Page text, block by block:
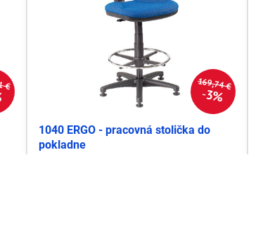
€ 169,74 €
3%
1040 ERGO - pracovná stolička do
pokladne